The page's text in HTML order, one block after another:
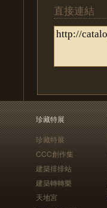
直接連結
珍藏特展
珍藏特展
CCC創作集
建築排排站
建築轉轉樂
天地宮